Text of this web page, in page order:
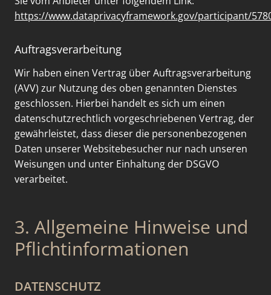
https://www.dataprivacyframework.gov/participant/
Auftragsverarbeitung
Wir haben einen Vertrag über Auftragsverarbeitung
(AVV) zur Nutzung des oben genannten Dienstes
geschlossen. Hierbei handelt es sich um einen
datenschutzrechtlich vorgeschriebenen Vertrag, der
gewährleistet, dass dieser die personenbezogenen
Daten unserer Websitebesucher nur nach unseren
Weisungen und unter Einhaltung der DSGVO
verarbeitet.
3. Allgemeine Hinweise und
Pflicht­informationen
DATENSCHUTZ